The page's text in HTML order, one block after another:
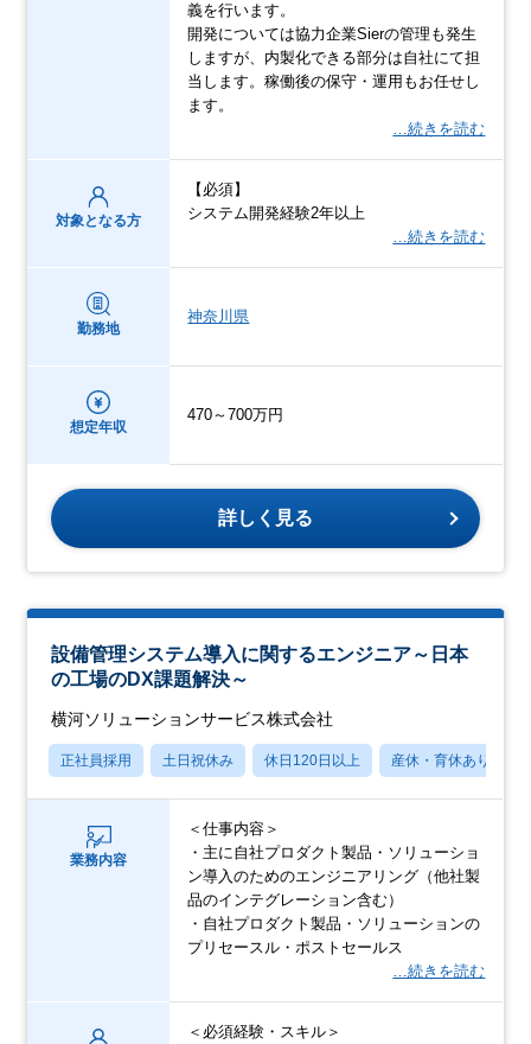
義を⾏います。
開発については協⼒企業Sierの管理も発⽣
しますが、内製化できる部分は⾃社にて担
当します。稼働後の保守・運⽤もお任せし
ます。
…続きを読む
対象となる方
【必須】
システム開発経験2年以上
…続きを読む
勤務地
神奈川県
想定年収
470～700万円
詳しく見る
設備管理システム導入に関するエンジニア～日本
の工場のDX課題解決～
横河ソリューションサービス株式会社
正社員採用 土日祝休み 休日120日以上 産休・育休あり
業務内容
＜仕事内容＞
・主に自社プロダクト製品・ソリューショ
ン導入のためのエンジニアリング（他社製
品のインテグレーション含む）
・自社プロダクト製品・ソリューションの
プリセースル・ポストセールス
…続きを読む
＜必須経験・スキル＞